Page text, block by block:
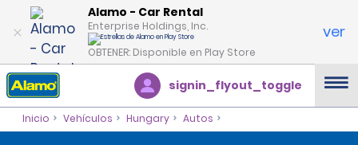
Alamo - Car Rental
Enterprise Holdings, Inc.
OBTENER: Disponible en Play Store
ver
signin_flyout_toggle
Inicio Vehículos Hungary Autos